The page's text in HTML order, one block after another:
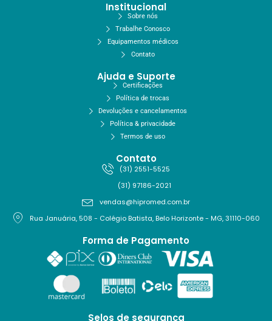
Institucional
Sobre nós
Trabalhe Conosco
Equipamentos médicos
Contato
Ajuda e Suporte
Certificações
Política de trocas
Devoluções e cancelamentos
Política & privacidade
Termos de uso
Contato
(31) 2551-5525
(31) 97186-2021
vendas@hipromed.com.br
Rua Januária, 508 - Colégio Batista, Belo Horizonte - MG, 31110-060
Forma de Pagamento
Selos de segurança